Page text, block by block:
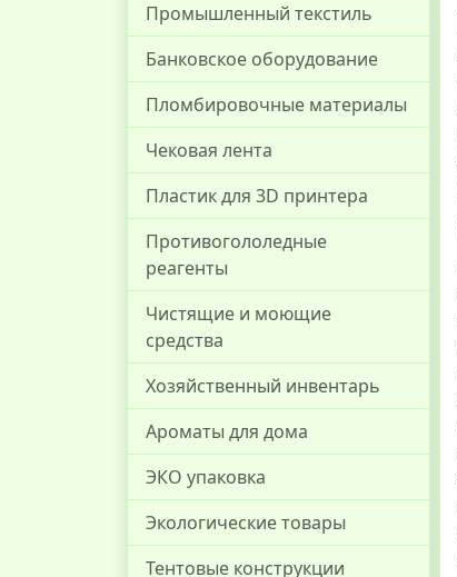
Промышленный текстиль
Банковское оборудование
Пломбировочные материалы
Чековая лента
Пластик для 3D принтера
Противогололедные
реагенты
Чистящие и моющие
средства
Хозяйственный инвентарь
Ароматы для дома
ЭКО упаковка
Экологические товары
Тентовые конструкции